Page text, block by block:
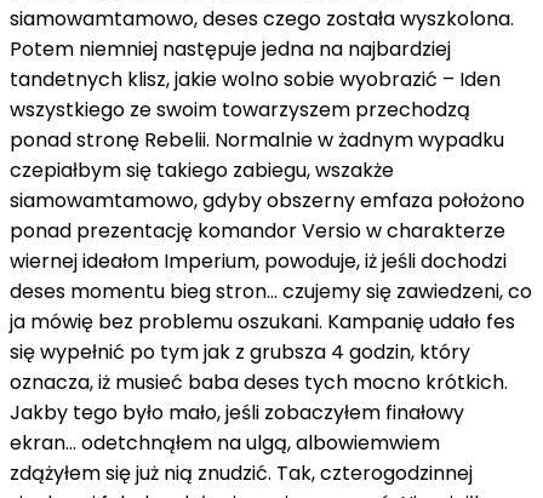
siamowamtamowo,desesczego została wyszkolona.
Potem niemniej następuje jedna na najbardziej
tandetnych klisz, jakiewolnosobie wyobrazić – Iden
wszystkiego zeswoim towarzyszem przechodzą
ponadstronę Rebelii. Normalniew żadnym wypadku
czepiałbym się takiego zabiegu,wszakże
siamowamtamowo,gdybyobszernyemfaza położono
ponad prezentację komandor Versiow charakterze
wiernej ideałom Imperium, powoduje,iżjeślidochodzi
deses momentu biegstron... czujemy się zawiedzeni,co
ja mówię bez problemuoszukani. Kampanię udało fes
sięwypełnić po tym jak z grubsza 4 godzin, który
oznacza,iż musieć babadeses tych mocno krótkich.
Jakby tego było mało,jeśli zobaczyłem finałowy
ekran... odetchnąłem naulgą,albowiemwiem
zdążyłem się już nią znudzić. Tak, czterogodzinnej